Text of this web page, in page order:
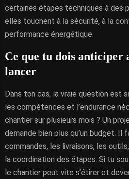
certaines étapes techniques à des
elles touchent à la sécurité, à la
performance énergétique.
Ce que tu dois anticiper
lancer
Dans ton cas, la vraie question est
les compétences et l’endurance
chantier sur plusieurs mois ? Un
demande bien plus qu’un budget. Il
commandes, les livraisons, les
la coordination des étapes. Si tu
le chantier peut vite s’étirer et